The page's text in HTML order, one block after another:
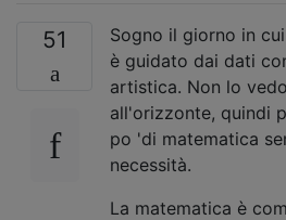
51
Sogno il giorno in
è guidato dai dati
artistica. Non lo
all'orizzonte, quindi
po 'di matematica
necessità.
La matematica è